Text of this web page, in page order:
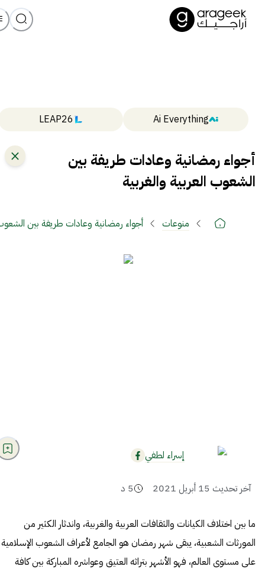
Ai Everything
LEAP26
أجواء رمضانية وعادات طريفة بين
الشعوب العربية والغربية
منوعات أجواء رمضانية وعادات طريفة بين الشعوب
إسراء لطفي
آخر تحديث 15 أبريل 2021 5 د
ما بين اختلاف الكيانات والثقافات العربية والغربية، واندثار الكثير من
المورثات الشعبية، يبقى شهر رمضان هو الجامع لأعراف الشعوب الإسلامية
على مستوى العالم، فهو الأشهر بتراثه العتيق وعواشره المباركة بين كافة